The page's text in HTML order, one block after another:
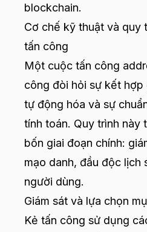
blockchain.
Cơ chế kỹ thuật và quy
tấn công
Một cuộc tấn công
công đòi hỏi sự kết hợp
tự động hóa và sự
tính toán. Quy trình này
bốn giai đoạn chính:
mạo danh, đầu độc lịch
người dùng.
Giám sát và lựa chọn
Kẻ tấn công sử dụng